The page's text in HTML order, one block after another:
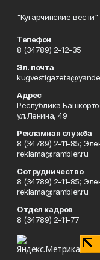
"Кугарчинские
Телефон
8 (34789) 2-12-35
Эл. почта
Адрес
Республика
ул.Ленина, 49
Рекламная служба
8 (34789) 2-11-85;
reklama@rambler.ru
Сотрудничество
8 (34789) 2-11-85;
reklama@rambler.ru
Отдел кадров
8 (34789) 2-11-77